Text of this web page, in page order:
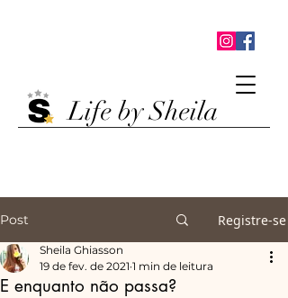
Life by Sheila
Post Registre-se
E enquanto não passa?
Sheila Ghiasson
19 de fev. de 2021 1 min de leitura